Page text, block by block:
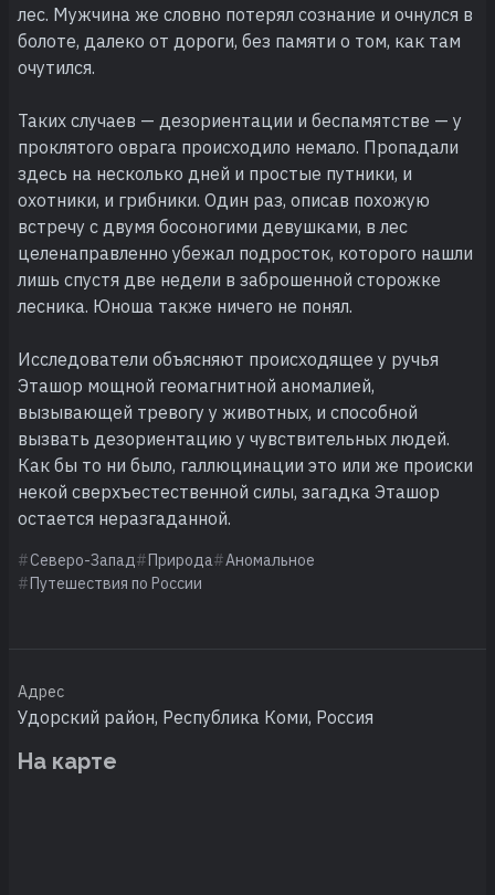
лес. Мужчина же словно потерял сознание и очнулся в
болоте, далеко от дороги, без памяти о том, как там
очутился.
Таких случаев — дезориентации и беспамятстве — у
проклятого оврага происходило немало. Пропадали
здесь на несколько дней и простые путники, и
охотники, и грибники. Один раз, описав похожую
встречу с двумя босоногими девушками, в лес
целенаправленно убежал подросток, которого нашли
лишь спустя две недели в заброшенной сторожке
лесника. Юноша также ничего не понял.
Исследователи объясняют происходящее у ручья
Эташор мощной геомагнитной аномалией,
вызывающей тревогу у животных, и способной
вызвать дезориентацию у чувствительных людей.
Как бы то ни было, галлюцинации это или же происки
некой сверхъестественной силы, загадка Эташор
остается неразгаданной.
Северо-Запад Природа
Аномальное
Путешествия по России
Адрес
Удорский район, Республика Коми, Россия
На карте